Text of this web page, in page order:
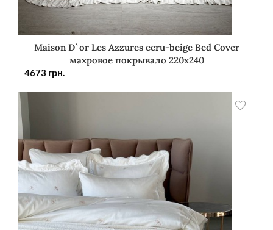
Maison D`or Les Azzures ecru-beige Bed Cover
махровое покрывало 220х240
4673 грн.